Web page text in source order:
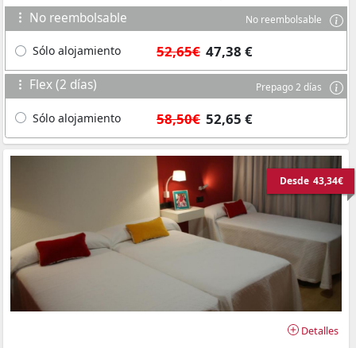
No reembolsable No reembolsable
Sólo alojamiento 52,65€ 47,38 €
Flex (2 días) Prepago 2 días
Sólo alojamiento 58,50€ 52,65 €
Desde 43,34€
Detalles